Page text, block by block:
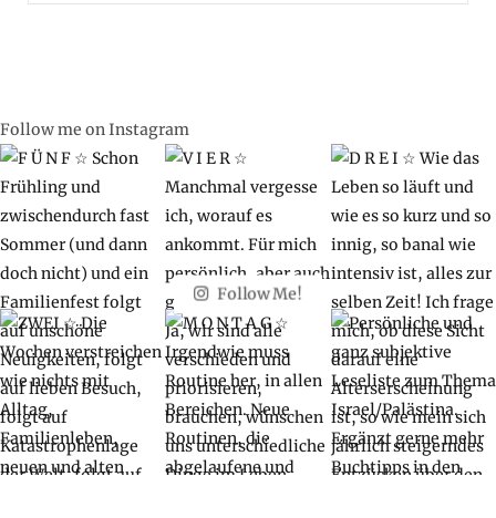
Follow me on Instagram
Follow Me!